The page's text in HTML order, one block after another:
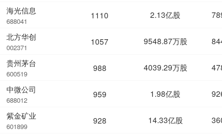
海光信息
688041
北方华创
002371
贵州茅台
600519
中微公司
688012
紫金矿业
601899
1110 2.13亿股
1057 9548.87万股
988 4039.29万股
959 1.98亿股
928 14.33亿股